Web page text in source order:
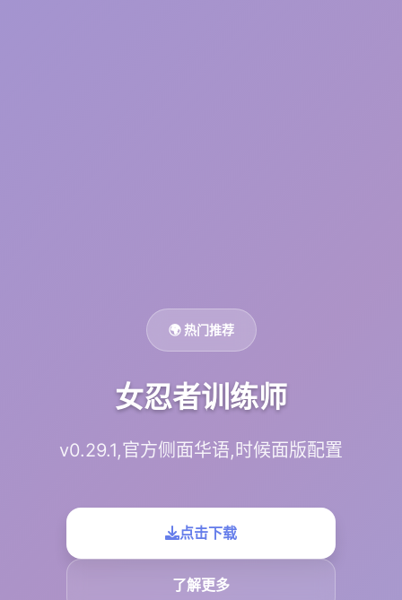
🌍 热门推荐
女忍者训练师
v0.29.1,官方侧面华语,时候面版配置
点击下载
了解更多